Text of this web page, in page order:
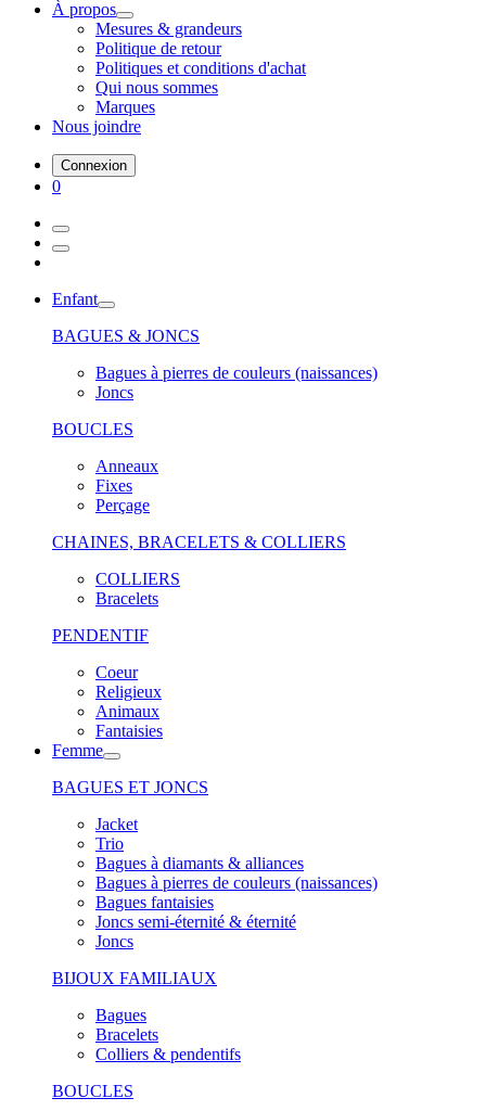
À propos
Mesures & grandeurs
Politique de retour
Politiques et conditions d'achat
Qui nous sommes
Marques
Nous joindre
Connexion
0
Enfant
BAGUES & JONCS
Bagues à pierres de couleurs (naissances)
Joncs
BOUCLES
Anneaux
Fixes
Perçage
CHAINES, BRACELETS & COLLIERS
COLLIERS
Bracelets
PENDENTIF
Coeur
Religieux
Animaux
Fantaisies
Femme
BAGUES ET JONCS
Jacket
Trio
Bagues à diamants & alliances
Bagues à pierres de couleurs (naissances)
Bagues fantaisies
Joncs semi-éternité & éternité
Joncs
BIJOUX FAMILIAUX
Bagues
Bracelets
Colliers & pendentifs
BOUCLES